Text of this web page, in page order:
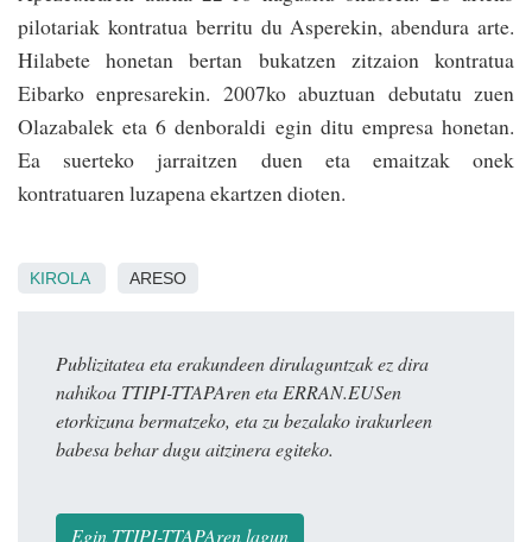
pilotariak kontratua berritu du Asperekin, abendura arte.
Hilabete honetan bertan bukatzen zitzaion kontratua
Eibarko enpresarekin. 2007ko abuztuan debutatu zuen
Olazabalek eta 6 denboraldi egin ditu empresa honetan.
Ea suerteko jarraitzen duen eta emaitzak onek
kontratuaren luzapena ekartzen dioten.
KIROLA ARESO
Publizitatea eta erakundeen dirulaguntzak ez dira
nahikoa TTIPI-TTAPAren eta ERRAN.EUSen
etorkizuna bermatzeko, eta zu bezalako irakurleen
babesa behar dugu aitzinera egiteko.
Egin TTIPI-TTAPAren lagun